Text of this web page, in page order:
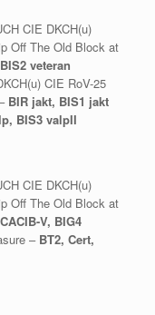
CIE DKCH(u)
Off The Old Block at
veteran
CIE RoV-25
BIR jakt, BIS1 jakt
BIS3 valpII
CIE DKCH(u)
Off The Old Block at
V, BIG4
– BT2, Cert,